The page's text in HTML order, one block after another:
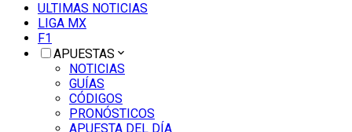
ULTIMAS NOTICIAS
LIGA MX
F1
APUESTAS
NOTICIAS
GUÍAS
CÓDIGOS
PRONÓSTICOS
APUESTA DEL DÍA